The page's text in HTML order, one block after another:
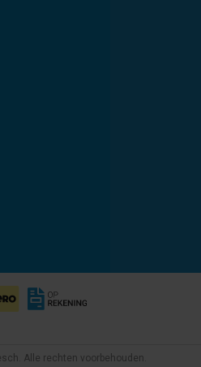
Alle rechten voorbehouden.